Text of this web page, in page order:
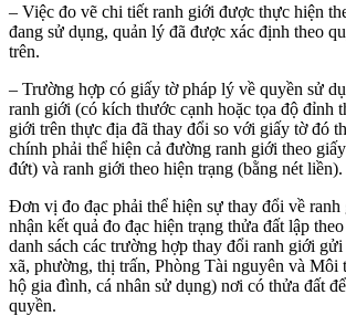
– Việc đo vẽ chi tiết ranh giới được thực hiện
đang sử dụng, quản lý đã được xác định theo
trên.
– Trường hợp có giấy tờ pháp lý về quyền sử
ranh giới (có kích thước cạnh hoặc tọa độ đỉnh
giới trên thực địa đã thay đổi so với giấy tờ đó
chính phải thể hiện cả đường ranh giới theo
đứt) và ranh giới theo hiện trạng (bằng nét liền).
Đơn vị đo đạc phải thể hiện sự thay đổi về
nhận kết quả đo đạc hiện trạng thửa đất lập
danh sách các trường hợp thay đổi ranh giới
xã, phường, thị trấn, Phòng Tài nguyên và Môi
hộ gia đình, cá nhân sử dụng) nơi có thửa đất
quyền.